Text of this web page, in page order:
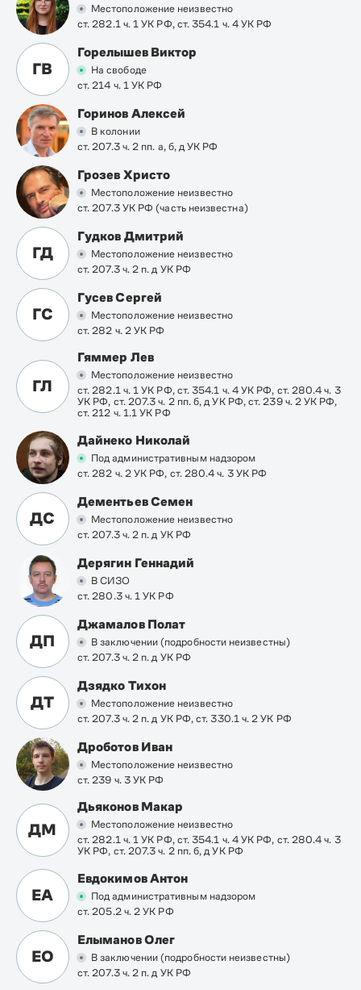
Местоположение неизвестно
ст. 282.1 ч. 1 УК РФ, ст. 354.1 ч. 4 УК РФ
ГВ
Горелышев Виктор
На свободе
ст. 214 ч. 1 УК РФ
Горинов Алексей
В колонии
ст. 207.3 ч. 2 пп. а, б, д УК РФ
Грозев Христо
Местоположение неизвестно
ст. 207.3 УК РФ (часть неизвестна)
ГД
Гудков Дмитрий
Местоположение неизвестно
ст. 207.3 ч. 2 п. д УК РФ
ГС
Гусев Сергей
Местоположение неизвестно
ст. 282 ч. 2 УК РФ
ГЛ
Гяммер Лев
Местоположение неизвестно
ст. 282.1 ч. 1 УК РФ, ст. 354.1 ч. 4 УК РФ, ст. 280.4 ч. 3
УК РФ, ст. 207.3 ч. 2 пп. б, д УК РФ, ст. 239 ч. 2 УК РФ,
ст. 212 ч. 1.1 УК РФ
Дайнеко Николай
Под административным надзором
ст. 282 ч. 2 УК РФ, ст. 280.4 ч. 3 УК РФ
ДС
Дементьев Семен
Местоположение неизвестно
ст. 207.3 ч. 2 п. д УК РФ
Дерягин Геннадий
В СИЗО
ст. 280.3 ч. 1 УК РФ
ДП
Джамалов Полат
В заключении (подробности неизвестны)
ст. 207.3 ч. 2 п. д УК РФ
ДТ
Дзядко Тихон
Местоположение неизвестно
ст. 207.3 ч. 2 п. д УК РФ, ст. 330.1 ч. 2 УК РФ
Дроботов Иван
Местоположение неизвестно
ст. 239 ч. 3 УК РФ
ДМ
Дьяконов Макар
Местоположение неизвестно
ст. 282.1 ч. 1 УК РФ, ст. 354.1 ч. 4 УК РФ, ст. 280.4 ч. 3
УК РФ, ст. 207.3 ч. 2 пп. б, д УК РФ
ЕА
Евдокимов Антон
Под административным надзором
ст. 205.2 ч. 2 УК РФ
ЕО
Елыманов Олег
В заключении (подробности неизвестны)
ст. 207.3 ч. 2 п. д УК РФ